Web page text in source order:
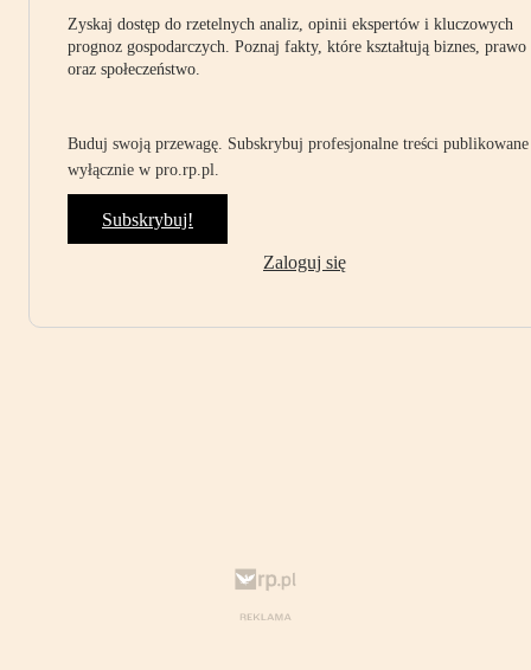
Zyskaj dostęp do rzetelnych analiz, opinii ekspertów i kluczowych
prognoz gospodarczych. Poznaj fakty, które kształtują biznes, prawo
oraz społeczeństwo.
Buduj swoją przewagę. Subskrybuj profesjonalne treści publikowane
wyłącznie w pro.rp.pl.
Subskrybuj!
Zaloguj się